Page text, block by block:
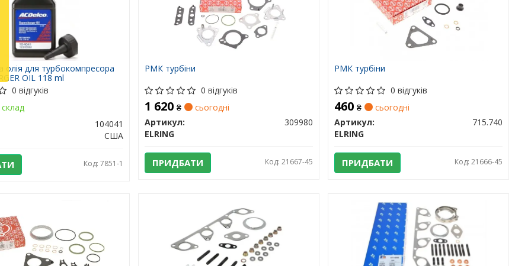
олія для турбокомпресора
OIL 118 ml
0 відгуків
склад
104041
США
Код: 7851-1
РМК турбіни
0 відгуків
1 620₴
сьогодні
Артикул:
309980
ELRING
ПРИДБАТИ Код: 21667-45
РМК турбіни
0 відгуків
460₴
сьогодні
Артикул:
715.740
ELRING
ПРИДБАТИ Код: 21666-45